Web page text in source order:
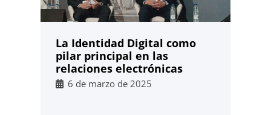
La Identidad Digital como
pilar principal en las
relaciones electrónicas
6 de marzo de 2025